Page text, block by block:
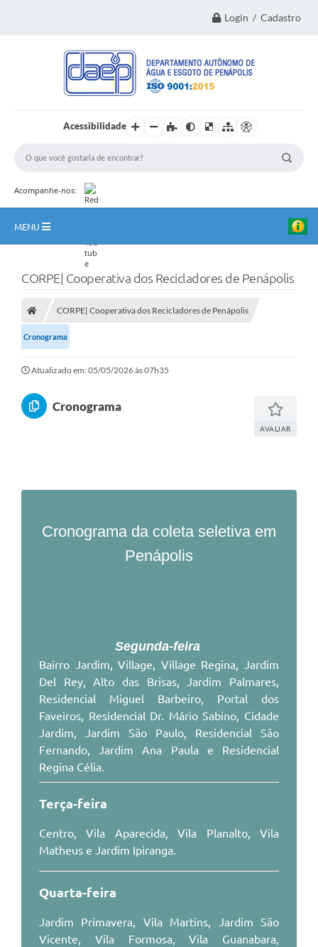
Login / Cadastro
Acessibilidade
Acompanhe-nos:
MENU
Institucional
Transparência
Comunicação
Agência Virtual / Serviços
Contato
Audiências Públicas
Galeria de Vídeos
Secretarias
Serviços Online
Telefones Úteis
Enquete
CORPE| Cooperativa dos Recicladores de Penápolis
CORPE| Cooperativa dos Recicladores de Penápolis
Cronograma
Atualizado em: 05/05/2026 às 07h35
Cronograma
AVALIAR
Cronograma da coleta seletiva em
Penápolis
Segunda-feira
Bairro Jardim, Village, Village Regina, Jardim
Del Rey, Alto das Brisas, Jardim Palmares,
Residencial Miguel Barbeiro, Portal dos
Faveiros, Residencial Dr. Mário Sabino, Cidade
Jardim, Jardim São Paulo, Residencial São
Fernando, Jardim Ana Paula e Residencial
Regina Célia.
Terça-feira
Centro, Vila Aparecida, Vila Planalto, Vila
Matheus e Jardim Ipiranga.
Quarta-feira
Jardim Primavera, Vila Martins, Jardim São
Vicente, Vila Formosa, Vila Guanabara,